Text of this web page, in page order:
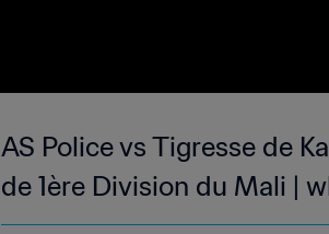
AS Police vs Tigresse de
de 1ère Division du Mali |